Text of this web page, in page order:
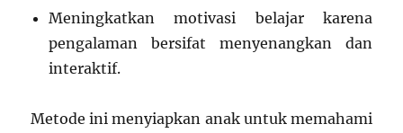
Meningkatkan motivasi belajar karena
pengalaman bersifat menyenangkan dan
interaktif.
Metode ini menyiapkan anak untuk memahami